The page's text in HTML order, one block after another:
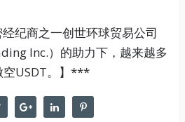
纪商之一创世环球贸易公司
Inc.）的助力下，越来越多
空USDT。】***